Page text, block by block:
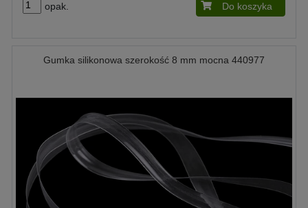
opak. Do koszyka
Gumka silikonowa szerokość 8 mm mocna 440977